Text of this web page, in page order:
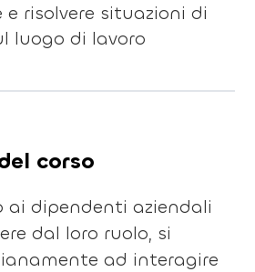
e risolvere situazioni di
luogo di lavoro
corso
ai dipendenti aziendali
dal loro ruolo, si
ad interagire